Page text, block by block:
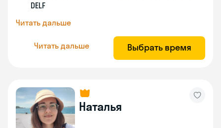
DELF
Читать дальше
Читать дальше Выбрать время
Наталья